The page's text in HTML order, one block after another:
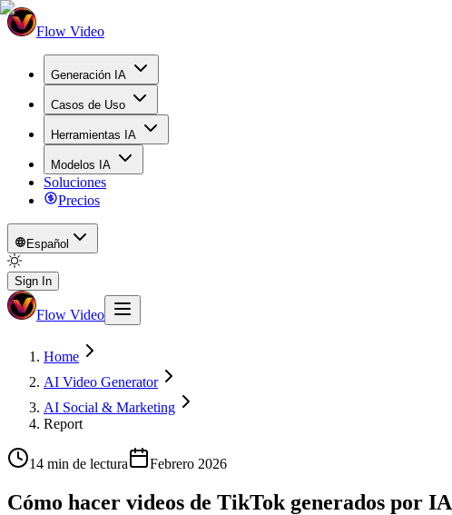
Flow Video
Generación IA
Casos de Uso
Herramientas IA
Modelos IA
Soluciones
Precios
Español
Sign In
Flow Video
Home
AI Video Generator
AI Social & Marketing
Report
14 min de lectura Febrero 2026
Cómo hacer videos de TikTok generados por IA